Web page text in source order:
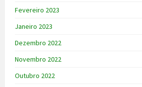
Fevereiro 2023
Janeiro 2023
Dezembro 2022
Novembro 2022
Outubro 2022